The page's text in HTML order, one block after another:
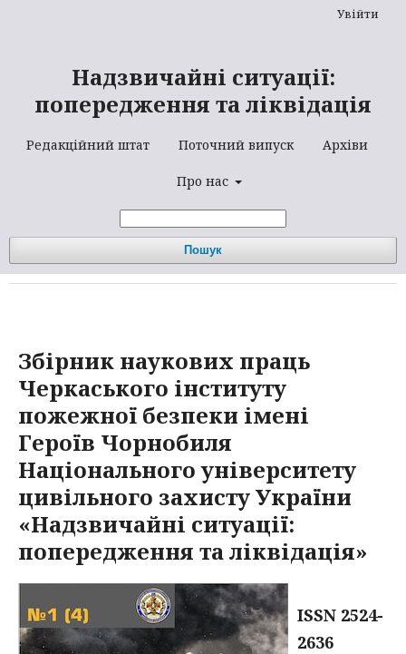
Надзвичайні ситуації:
попередження та ліквідація
Редакційний штат Поточний випуск Архіви
Про нас
Пошук
Увійти
Збірник наукових праць
Черкаського інституту
пожежної безпеки імені
Героїв Чорнобиля
Національного університету
цивільного захисту України
«Надзвичайні ситуації:
попередження та ліквідація»
ISSN 2524-
2636